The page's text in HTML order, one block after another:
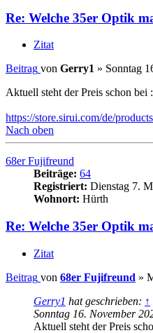
Re: Welche 35er Optik
Zitat
Beitrag von Gerry1 » Sonntag
Aktuell steht der Preis schon bei
https://store.sirui.com/de/
Nach oben
68er Fujifreund
Beiträge: 64
Registriert: Dienstag 7.
Wohnort: Hürth
Re: Welche 35er Optik
Zitat
Beitrag von 68er Fujifreund »
Gerry1 hat geschrieben: ↑
Sonntag 16. November
Aktuell steht der Preis